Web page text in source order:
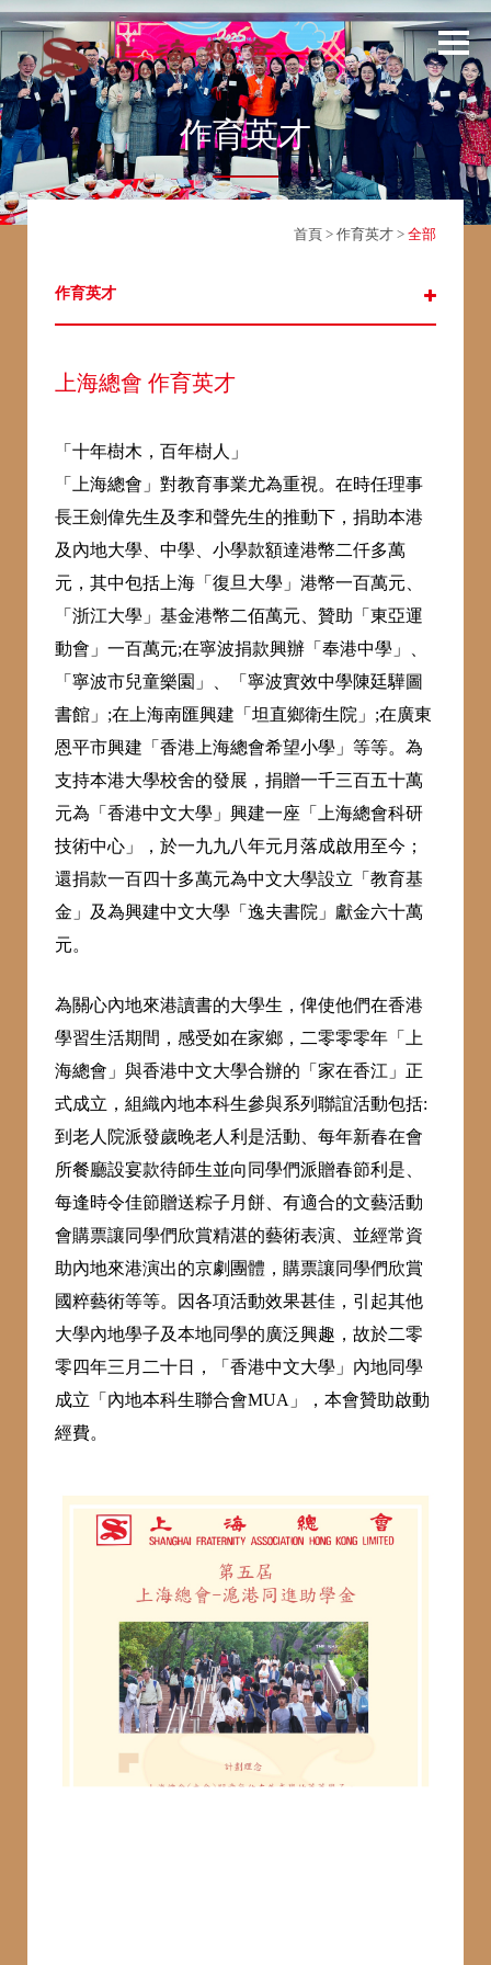
作育英才
首頁 > 作育英才 > 全部
作育英才
上海總會 作育英才
「十年樹木，百年樹人」
「上海總會」對教育事業尤為重視。在時任理事
長王劍偉先生及李和聲先生的推動下，捐助本港
及內地大學、中學、小學款額達港幣二仟多萬
元，其中包括上海「復旦大學」港幣一百萬元、
「浙江大學」基金港幣二佰萬元、贊助「東亞運
動會」一百萬元;在寧波捐款興辦「奉港中學」、
「寧波市兒童樂園」、「寧波實效中學陳廷驊圖
書館」;在上海南匯興建「坦直鄉衛生院」;在廣東
恩平市興建「香港上海總會希望小學」等等。為
支持本港大學校舍的發展，捐贈一千三百五十萬
元為「香港中文大學」興建一座「上海總會科研
技術中心」，於一九九八年元月落成啟用至今；
還捐款一百四十多萬元為中文大學設立「教育基
金」及為興建中文大學「逸夫書院」獻金六十萬
元。
為關心內地來港讀書的大學生，俾使他們在香港
學習生活期間，感受如在家鄉，二零零零年「上
海總會」與香港中文大學合辦的「家在香江」正
式成立，組織內地本科生參與系列聯誼活動包括:
到老人院派發歲晚老人利是活動、每年新春在會
所餐廳設宴款待師生並向同學們派贈春節利是、
每逢時令佳節贈送粽子月餅、有適合的文藝活動
會購票讓同學們欣賞精湛的藝術表演、並經常資
助內地來港演出的京劇團體，購票讓同學們欣賞
國粹藝術等等。因各項活動效果甚佳，引起其他
大學內地學子及本地同學的廣泛興趣，故於二零
零四年三月二十日，「香港中文大學」內地同學
成立「內地本科生聯合會MUA」，本會贊助啟動
經費。